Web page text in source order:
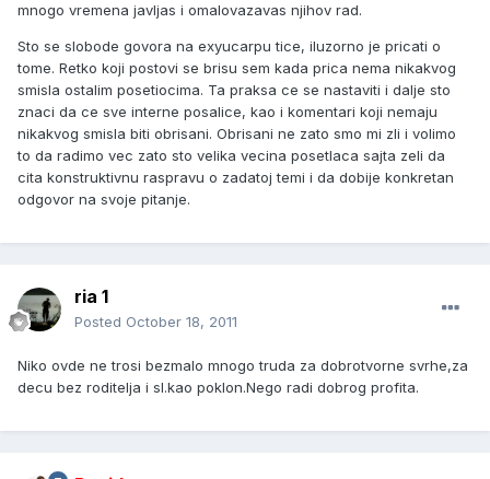
mnogo vremena javljas i omalovazavas njihov rad.
Sto se slobode govora na exyucarpu tice, iluzorno je pricati o
tome. Retko koji postovi se brisu sem kada prica nema nikakvog
smisla ostalim posetiocima. Ta praksa ce se nastaviti i dalje sto
znaci da ce sve interne posalice, kao i komentari koji nemaju
nikakvog smisla biti obrisani. Obrisani ne zato smo mi zli i volimo
to da radimo vec zato sto velika vecina posetlaca sajta zeli da
cita konstruktivnu raspravu o zadatoj temi i da dobije konkretan
odgovor na svoje pitanje.
ria 1
Posted October 18, 2011
Niko ovde ne trosi bezmalo mnogo truda za dobrotvorne svrhe,za
decu bez roditelja i sl.kao poklon.Nego radi dobrog profita.